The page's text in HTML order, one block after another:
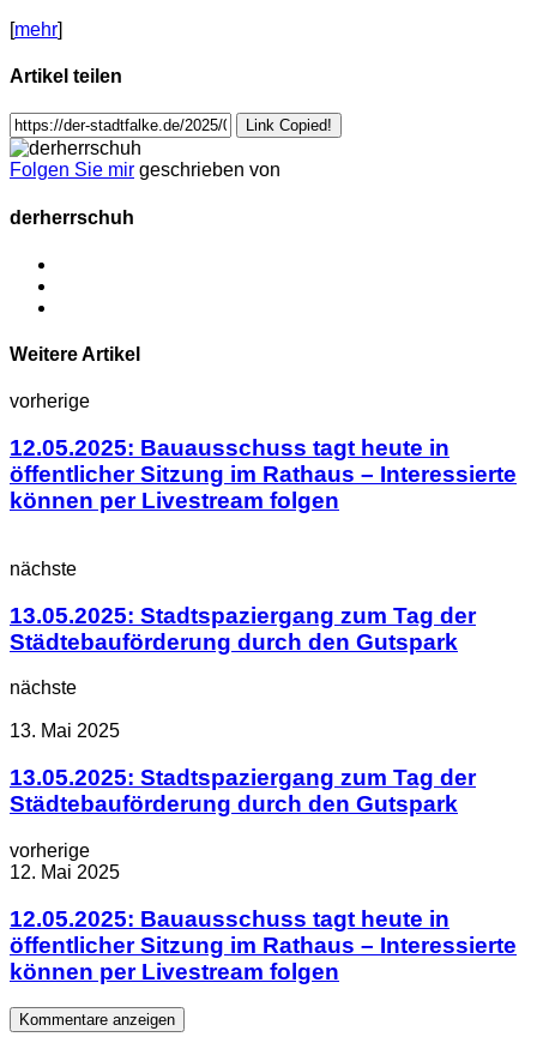
[mehr]
Artikel teilen
Link Copied!
Folgen Sie mir geschrieben von
derherrschuh
Weitere Artikel
vorherige
12.05.2025: Bauausschuss tagt heute in
öffentlicher Sitzung im Rathaus – Interessierte
können per Livestream folgen
nächste
13.05.2025: Stadtspaziergang zum Tag der
Städtebauförderung durch den Gutspark
nächste
13. Mai 2025
13.05.2025: Stadtspaziergang zum Tag der
Städtebauförderung durch den Gutspark
vorherige
12. Mai 2025
12.05.2025: Bauausschuss tagt heute in
öffentlicher Sitzung im Rathaus – Interessierte
können per Livestream folgen
Kommentare anzeigen